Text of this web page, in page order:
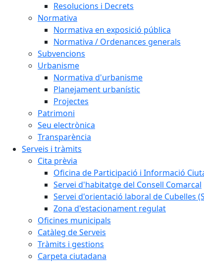
Resolucions i Decrets
Normativa
Normativa en exposició pública
Normativa / Ordenances generals
Subvencions
Urbanisme
Normativa d'urbanisme
Planejament urbanístic
Projectes
Patrimoni
Seu electrònica
Transparència
Serveis i tràmits
Cita prèvia
Oficina de Participació i Informació
Servei d'habitatge del Consell Comarcal
Servei d'orientació laboral de Cubelles
Zona d'estacionament regulat
Oficines municipals
Catàleg de Serveis
Tràmits i gestions
Carpeta ciutadana